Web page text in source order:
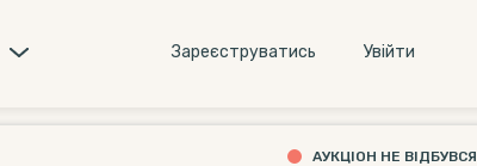
Зареєструватись Увiйти
АУКЦІОН НЕ ВІДБУВСЯ